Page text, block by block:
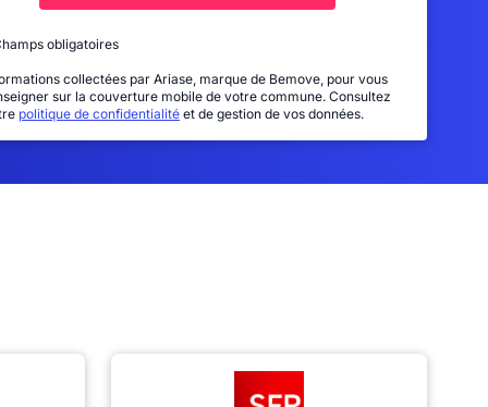
obligatoires
collectées par Ariase, marque de Bemove, pour vous
sur la couverture mobile de votre commune. Consultez
politique de confidentialité et de gestion de vos données.